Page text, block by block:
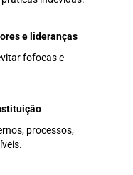
e lideranças
fofocas e
processos,